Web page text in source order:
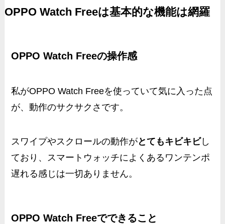
OPPO Watch Freeは基本的な機能は網羅
OPPO Watch Freeの操作感
私がOPPO Watch Freeを使っていて気に入った点
が、動作のサクサクさです。
スワイプやスクロールの動作がとてもキビキビし
ており、スマートウォッチによくあるワンテンポ
遅れる感じは一切ありません。
OPPO Watch Freeでできること